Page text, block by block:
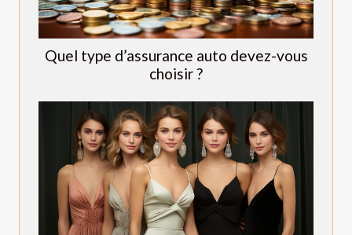
Quel type d’assurance auto devez-vous
choisir ?